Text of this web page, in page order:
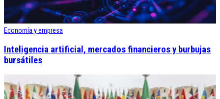
Economía y empresa
Inteligencia artificial, mercados financieros y burbujas
bursátiles